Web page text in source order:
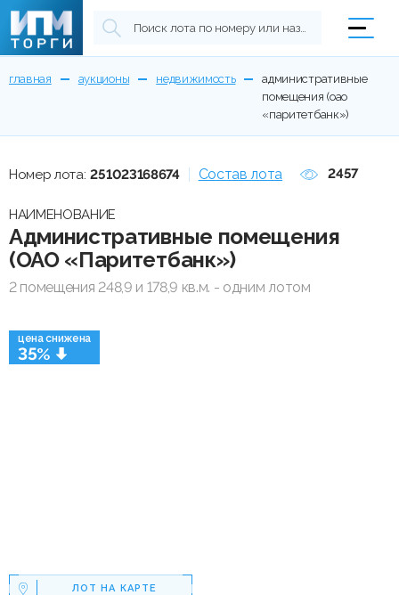
главная аукционы недвижимость
административные
помещения (оао
«паритетбанк»)
цена снижена
35%
ЛОТ НА КАРТЕ
Номер лота: 251023168674 Состав лота 2457
НАИМЕНОВАНИЕ
Административные помещения
(ОАО «Паритетбанк»)
2 помещения 248,9 и 178,9 кв.м. - одним лотом